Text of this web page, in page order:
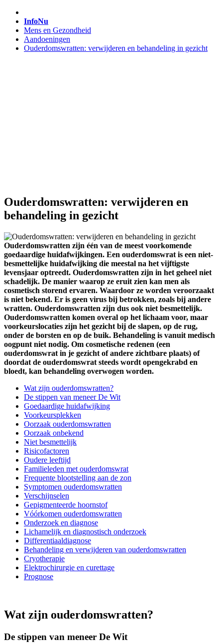
InfoNu
Mens en Gezondheid
Aandoeningen
Ouderdomswratten: verwijderen en behandeling in gezicht
Ouderdomswratten: verwijderen en
behandeling in gezicht
Ouderdomswratten zijn één van de meest voorkomende
goedaardige huidafwijkingen. Een ouderdomswrat is een niet-
besmettelijke huidafwijking die meestal na het vijftigste
levensjaar optreedt. Ouderdomswratten zijn in het geheel niet
schadelijk. De manier waarop ze eruit zien kan men als
cosmetisch storend ervaren. Waardoor ze worden veroorzaakt
is niet bekend. Er is geen virus bij betrokken, zoals bij andere
wratten. Ouderdomswratten zijn dus ook niet besmettelijk.
Ouderdomswratten komen overal op het lichaam voor, maar
voorkeurslocaties zijn het gezicht bij de slapen, op de rug,
onder de borsten en op de buik. Behandeling is vanuit medisch
oogpunt niet nodig. Om cosmetische redenen (een
ouderdomswrat in je gezicht of andere zichtbare plaats) of
doordat de ouderdomswrat steeds wordt opengekrabd en
bloedt, kan behandeling overwogen worden.
Wat zijn ouderdomswratten?
De stippen van meneer De Wit
Goedaardige huidafwijking
Voorkeursplekken
Oorzaak ouderdomswratten
Oorzaak onbekend
Niet besmettelijk
Risicofactoren
Oudere leeftijd
Familieleden met ouderdomswrat
Frequente blootstelling aan de zon
Symptomen ouderdomswratten
Verschijnselen
Gepigmenteerde hoornstof
Vóórkomen ouderdomswratten
Onderzoek en diagnose
Lichamelijk en diagnostisch onderzoek
Differentiaaldiagnose
Behandeling en verwijderen van ouderdomswratten
Cryotherapie
Elektrochirurgie en curettage
Prognose
Wat zijn ouderdomswratten?
De stippen van meneer De Wit